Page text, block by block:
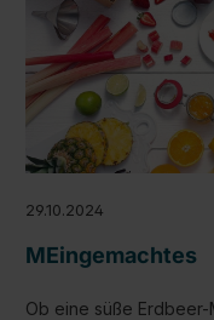
29.10.2024
MEingemachtes
Ob eine süße